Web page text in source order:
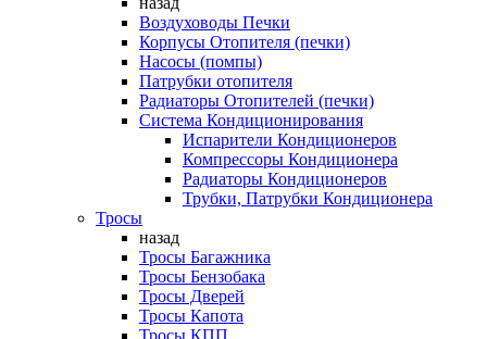
Воздуховоды Печки
Корпусы Отопителя (печки)
Насосы (помпы)
Патрубки отопителя
Радиаторы Отопителей (печки)
Система Кондиционирования
Испарители Кондиционеров
Компрессоры Кондиционера
Радиаторы Кондиционеров
Трубки, Патрубки Кондиционера
Тросы
назад
Тросы Багажника
Тросы Бензобака
Тросы Дверей
Тросы Капота
Тросы КПП